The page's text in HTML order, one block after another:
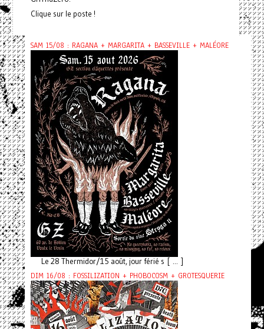
Clique sur le poste !
SAM 15/08 : RAGANA + MARGARITA + BASSEVILLE + MALÉORE
Le 28 Thermidor/15 août, jour férié s [ ... ]
DIM 16/08 : FOSSILIZATION + PHOBOCOSM + GROTESQUERIE